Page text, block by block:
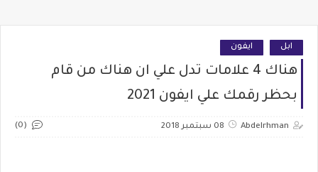
ابل ايفون
هناك 4 علامات تدل علي ان هناك من قام
بحظر رقمك علي ايفون 2021
Abdelrhman 08 سبتمبر 2018 (0)